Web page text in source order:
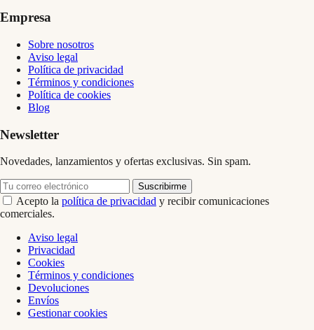
Empresa
Sobre nosotros
Aviso legal
Política de privacidad
Términos y condiciones
Política de cookies
Blog
Newsletter
Novedades, lanzamientos y ofertas exclusivas. Sin spam.
Suscribirme
Acepto la política de privacidad y recibir comunicaciones
comerciales.
Aviso legal
Privacidad
Cookies
Términos y condiciones
Devoluciones
Envíos
Gestionar cookies